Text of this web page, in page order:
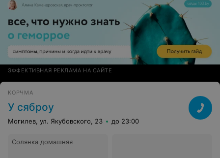
ЭФФЕКТИВНАЯ РЕКЛАМА НА САЙТЕ
КОРЧМА
У сяброу
Могилев, ул. Якубовского, 23 до 23:00
Солянка домашняя